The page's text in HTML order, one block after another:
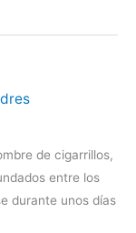
de cigarrillos,
entre los
durante unos días